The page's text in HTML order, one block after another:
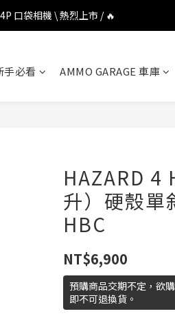
口袋相機 \ 熱烈上市 / 🔥
口袋相機 \ 熱烈上市 / 🔥
聯名限定套裝 \ 時尚上市 / 🔥
手必看 AMMO GARAGE 車庫
HAZARD
升）硬殼單
HBC
NT$6,900
預購商品交期不定，欲
即不可退換貨。